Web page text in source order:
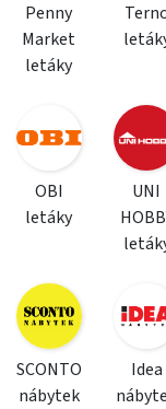
Penny
Market
letáky
OBI
letáky
UNI
SCONTO
nábytek
Idea